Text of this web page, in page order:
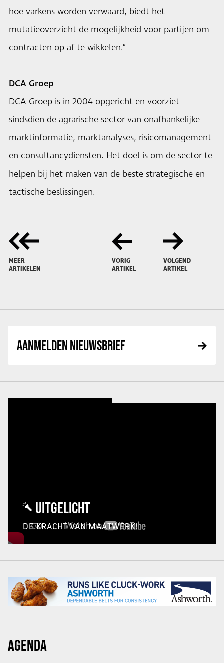
hoe varkens worden verwaard, biedt het
mutatieoverzicht de mogelijkheid voor partijen om
contracten op af te wikkelen.”
DCA Groep
DCA Groep is in 2004 opgericht en voorziet
sindsdien de agrarische sector van onafhankelijke
marktinformatie, marktanalyses, risicomanagement-
en consultancydiensten. Het doel is om de sector te
helpen bij het maken van de beste strategische en
tactische beslissingen.
MEER
ARTIKELEN
VORIG
ARTIKEL
VOLGEND
ARTIKEL
AANMELDEN NIEUWSBRIEF
UITGELICHT
DE KRACHT VAN MAATWERK!
AGENDA